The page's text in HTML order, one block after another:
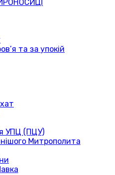
та за упокій
УПЦ (ПЦУ)
Митрополита